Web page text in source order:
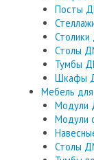
Посты
Столы
Тумбы
Шкафы
Мебель
Модули
Модули
Столы